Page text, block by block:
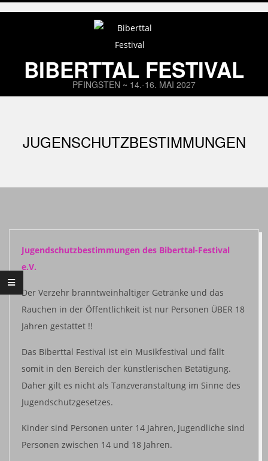
BIBERTTAL FESTIVAL
PFINGSTEN ~ 14.-16. MAI 2027
MenuJUGENSCHUTZBESTIMMUNGEN
Jugendschutzbestimmungen des Biberttal-Festival
e.V.
Der Verzehr branntweinhaltiger Getränke und das
Rauchen in der Öffentlichkeit ist nur Personen ÜBER 18
Jahren gestattet !!
Das Biberttal Festival ist ein Musikfestival und fällt
somit in den Bereich der künstlerischen Betätigung.
Daher gilt es nicht als Tanzveranstaltung im Sinne des
Jugendschutzgesetzes.
Kinder sind Personen unter 14 Jahren, Jugendliche sind
Personen zwischen 14 und 18 Jahren.